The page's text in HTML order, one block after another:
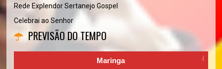
Rede Explendor Sertanejo Gospel
Celebrai ao Senhor
PREVISÃO DO TEMPO
Maringa